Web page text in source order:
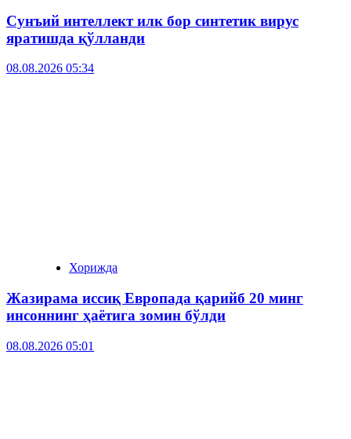
Сунъий интеллект илк бор синтетик вирус
яратишда қўлланди
08.08.2026 05:34
Хорижда
Жазирама иссиқ Европада қарийб 20 минг
инсоннинг ҳаётига зомин бўлди
08.08.2026 05:01